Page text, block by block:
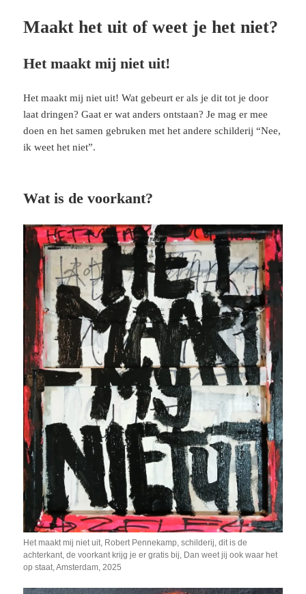
Maakt het uit of weet je het niet?
Het maakt mij niet uit!
Het maakt mij niet uit! Wat gebeurt er als je dit tot je door
laat dringen? Gaat er wat anders ontstaan? Je mag er mee
doen en het samen gebruken met het andere schilderij “Nee,
ik weet het niet”.
Wat is de voorkant?
Het maakt mij niet uit, Robert Pennekamp, schilderij, dit is de
achterkant, de voorkant krijg je er gratis bij, Dan weet jij ook waar het
op staat, Amsterdam, 2025